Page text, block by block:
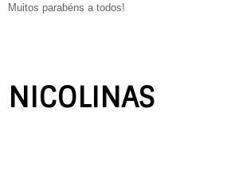
Muitos parabéns a todos!
NICOLINAS